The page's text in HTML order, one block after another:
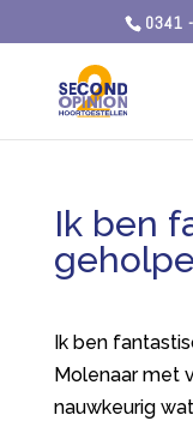
0341
Ik ben
Ik ben
Molenaar met
nauwkeurig